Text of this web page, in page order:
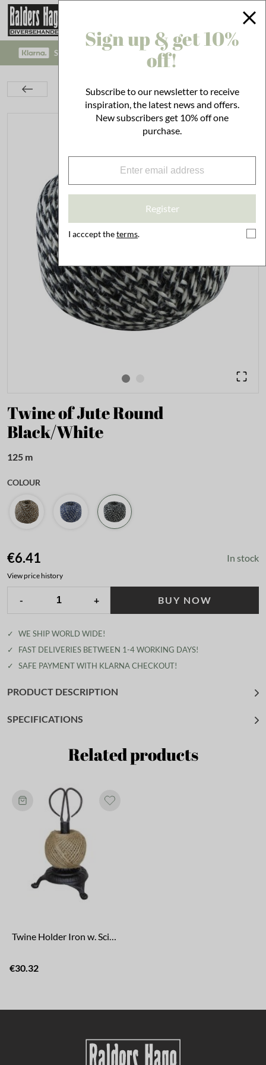
SAFE PAYMENT WITH KLARNA CHECKOUT!
Twine of Jute Round Black/White
Twine of Jute Round
Black/White
125 m
COLOUR
€6.41 In stock
View price history
- + BUY NOW
✓
WE SHIP WORLD WIDE!
✓
FAST DELIVERIES BETWEEN 1-4 WORKING DAYS!
✓
SAFE PAYMENT WITH KLARNA CHECKOUT!
PRODUCT DESCRIPTION
SPECIFICATIONS
Related products
Twine Holder Iron w. Scissors
€30.32
Sign up & get 10%
off!
Subscribe to our newsletter to receive
inspiration, the latest news and offers.
New subscribers get 10% off one
purchase.
Register
I acccept theterms.